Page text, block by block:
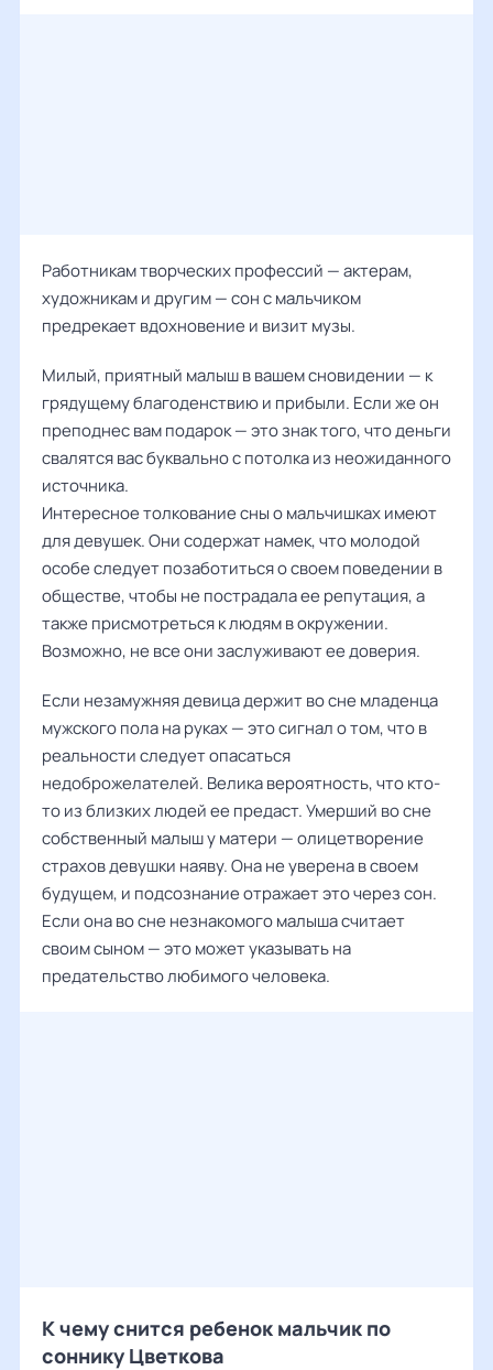
Работникам творческих профессий — актерам,
художникам и другим — сон с мальчиком
предрекает вдохновение и визит музы.
Милый, приятный малыш в вашем сновидении — к
грядущему благоденствию и прибыли. Если же он
преподнес вам подарок — это знак того, что деньги
свалятся вас буквально с потолка из неожиданного
источника.
Интересное толкование сны о мальчишках имеют
для девушек. Они содержат намек, что молодой
особе следует позаботиться о своем поведении в
обществе, чтобы не пострадала ее репутация, а
также присмотреться к людям в окружении.
Возможно, не все они заслуживают ее доверия.
Если незамужняя девица держит во сне младенца
мужского пола на руках — это сигнал о том, что в
реальности следует опасаться
недоброжелателей. Велика вероятность, что кто-
то из близких людей ее предаст. Умерший во сне
собственный малыш у матери — олицетворение
страхов девушки наяву. Она не уверена в своем
будущем, и подсознание отражает это через сон.
Если она во сне незнакомого малыша считает
своим сыном — это может указывать на
предательство любимого человека.
К чему снится ребенок мальчик по
соннику Цветкова